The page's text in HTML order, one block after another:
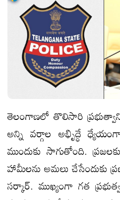
తెలంగాణలో తొలిసారి
అన్ని వర్గాల అభిృద్ధే
ముందుకు సాగుతోంది.
హామీలను అమలు చేసేందుకు
సర్కార్. ముఖ్యంగా గత